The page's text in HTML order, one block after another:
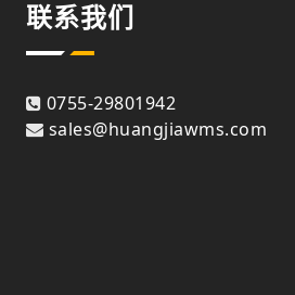
联系我们
0755-29801942
sales@huangjiawms.com